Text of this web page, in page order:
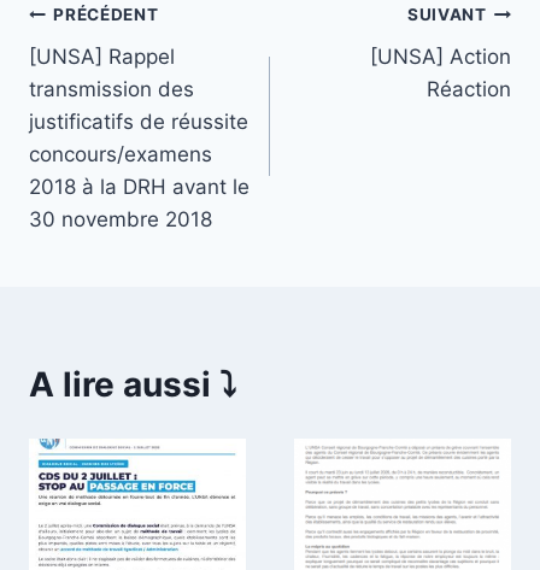
Navigation
de
l’article
PRÉCÉDENT
[UNSA] Rappel
transmission des
justificatifs de réussite
concours/examens
2018 à la DRH avant le
30 novembre 2018
SUIVANT
[UNSA] Action
Réaction
A lire aussi ⤵️